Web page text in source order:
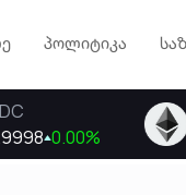
პოლიტიკა